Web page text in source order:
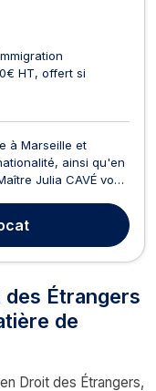
HT, offert si
à Marseille et
ainsi qu'en
Julia CAVÉ vous
de demande de
Étrangers
de
Droit des Étrangers,